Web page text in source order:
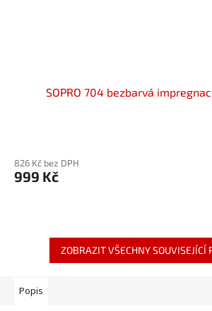
SOPRO 704 bezbarvá
826 Kč bez DPH
999 Kč
ZOBRAZIT VŠECHNY SOUVISEJÍCÍ
Popis